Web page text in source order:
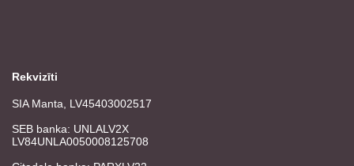
Rekvizīti
SIA Manta, LV45403002517
SEB banka: UNLALV2X
LV84UNLA0050008125708